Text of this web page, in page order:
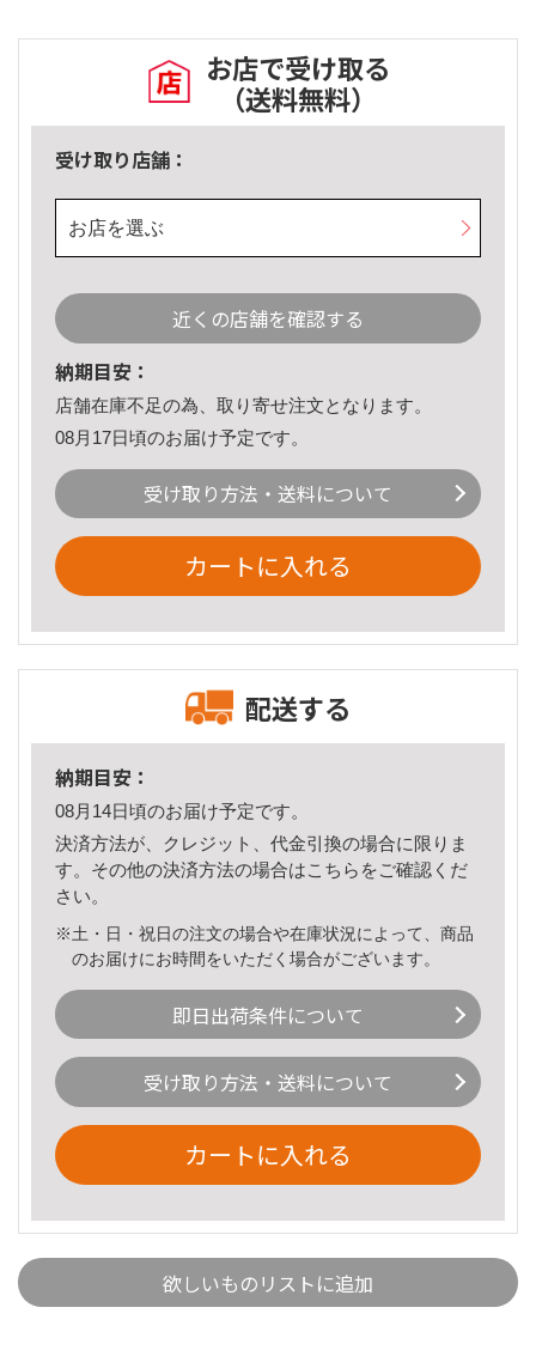
お店で受け取る
（送料無料）
受け取り店舗：
お店を選ぶ
近くの店舗を確認する
納期目安：
店舗在庫不足の為、取り寄せ注文となります。
08月17日頃のお届け予定です。
受け取り方法・送料について
カートに入れる
配送する
納期目安：
08月14日頃のお届け予定です。
決済方法が、クレジット、代金引換の場合に限りま
す。その他の決済方法の場合はこちら をご確認くだ
さい。
※土・日・祝日の注文の場合や在庫状況によって、商品
のお届けにお時間をいただく場合がございます。
即日出荷条件について
受け取り方法・送料について
カートに入れる
欲しいものリストに追加